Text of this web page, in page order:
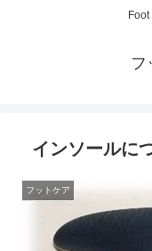
フ
インソールに
フットケア